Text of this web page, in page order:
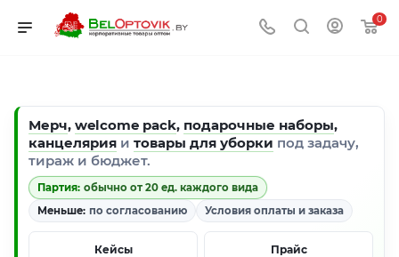
0
Мерч, welcome pack, подарочные наборы,
канцелярия и товары для уборки под задачу,
тираж и бюджет.
Партия: обычно от 20 ед. каждого вида
Меньше: по согласованию Условия оплаты и заказа
Кейсы Прайс